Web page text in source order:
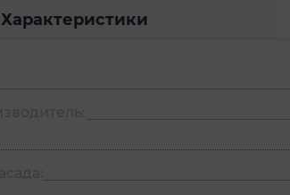
Характеристики